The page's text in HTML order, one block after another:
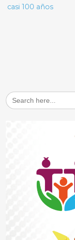
casi 100 años
Search
for: